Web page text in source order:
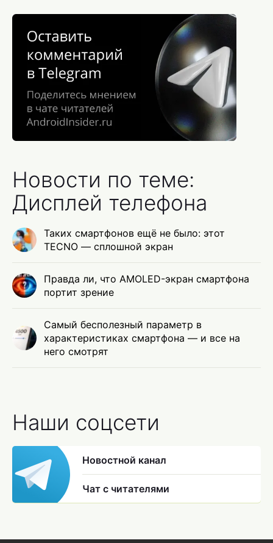
Новости по теме:
Дисплей телефона
Таких смартфонов ещё не было: этот
TECNO — сплошной экран
Правда ли, что AMOLED-экран смартфона
портит зрение
Самый бесполезный параметр в
характеристиках смартфона — и все на
него смотрят
Наши соцсети
Новостной канал
Чат с читателями